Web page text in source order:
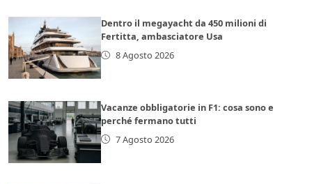
Dentro il megayacht da 450 milioni di
Fertitta, ambasciatore Usa
8 Agosto 2026
Vacanze obbligatorie in F1: cosa sono e
perché fermano tutti
7 Agosto 2026